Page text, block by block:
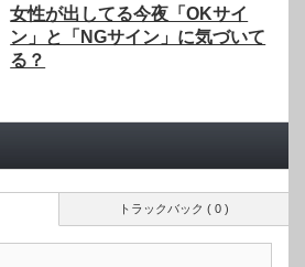
女性が出してる今夜「OKサイ
ン」と「NGサイン」に気づいて
る？
トラックバック ( 0 )